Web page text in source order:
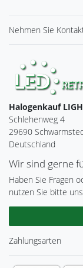
Nehmen Sie
Halogenkauf
Schlehenweg 4
29690
Deutschland
Wir sind gerne
Haben Sie Fragen
nutzen Sie bitte
Zahlungsarten